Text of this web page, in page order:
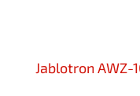
Jablotron AWZ-